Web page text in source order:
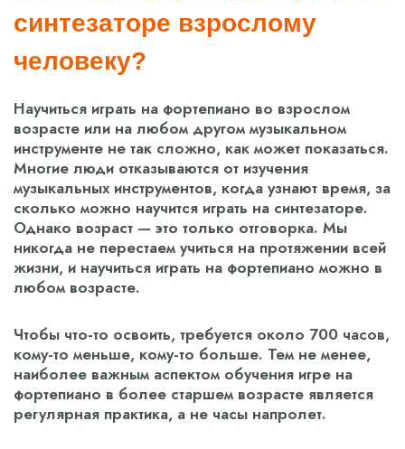
синтезаторе взрослому
человеку?
Научиться играть на фортепиано во взрослом
возрасте или на любом другом музыкальном
инструменте не так сложно, как может показаться.
Многие люди отказываются от изучения
музыкальных инструментов, когда узнают время, за
сколько можно научится играть на синтезаторе.
Однако возраст — это только отговорка. Мы
никогда не перестаем учиться на протяжении всей
жизни, и научиться играть на фортепиано можно в
любом возрасте.
Чтобы что-то освоить, требуется около 700 часов,
кому-то меньше, кому-то больше. Тем не менее,
наиболее важным аспектом обучения игре на
фортепиано в более старшем возрасте является
регулярная практика, а не часы напролет.